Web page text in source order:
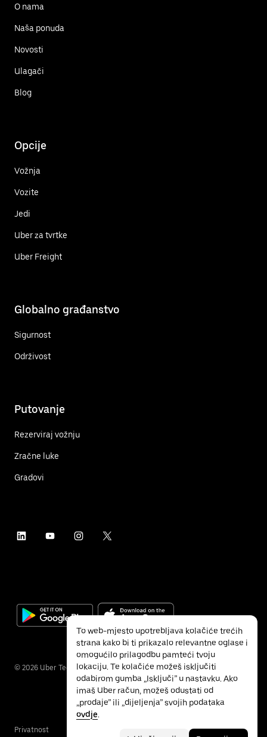
O nama
Naša ponuda
Novosti
Ulagači
Blog
Opcije
Vožnja
Vozite
Jedi
Uber za tvrtke
Uber Freight
Globalno građanstvo
Sigurnost
Održivost
Putovanje
Rezerviraj vožnju
Zračne luke
Gradovi
© 2026 Uber Technologies Inc.
Privatnost
To web-mjesto upotrebljava kolačiće trećih
strana kako bi ti prikazalo relevantne oglase i
omogućilo prilagodbu pamteći tvoju
lokaciju. Te kolačiće možeš isključiti
odabirom gumba „Isključi” u nastavku. Ako
imaš Uber račun, možeš odustati od
„prodaje” ili „dijeljenja” svojih podataka
ovdje.